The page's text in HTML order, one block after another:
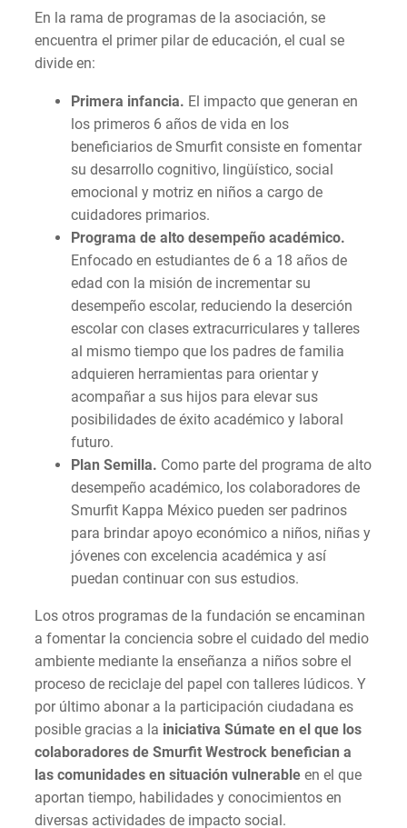
En la rama de programas de la asociación, se
encuentra el primer pilar de educación, el cual se
divide en:
Primera infancia. El impacto que generan en
los primeros 6 años de vida en los
beneficiarios de Smurfit consiste en fomentar
su desarrollo cognitivo, lingüístico, social
emocional y motriz en niños a cargo de
cuidadores primarios.
Programa de alto desempeño académico.
Enfocado en estudiantes de 6 a 18 años de
edad con la misión de incrementar su
desempeño escolar, reduciendo la deserción
escolar con clases extracurriculares y talleres
al mismo tiempo que los padres de familia
adquieren herramientas para orientar y
acompañar a sus hijos para elevar sus
posibilidades de éxito académico y laboral
futuro.
Plan Semilla. Como parte del programa de alto
desempeño académico, los colaboradores de
Smurfit Kappa México pueden ser padrinos
para brindar apoyo económico a niños, niñas y
jóvenes con excelencia académica y así
puedan continuar con sus estudios.
Los otros programas de la fundación se encaminan
a fomentar la conciencia sobre el cuidado del medio
ambiente mediante la enseñanza a niños sobre el
proceso de reciclaje del papel con talleres lúdicos. Y
por último abonar a la participación ciudadana es
posible gracias a la iniciativa Súmate en el que los
colaboradores de Smurfit Westrock benefician a
las comunidades en situación vulnerable en el que
aportan tiempo, habilidades y conocimientos en
diversas actividades de impacto social.